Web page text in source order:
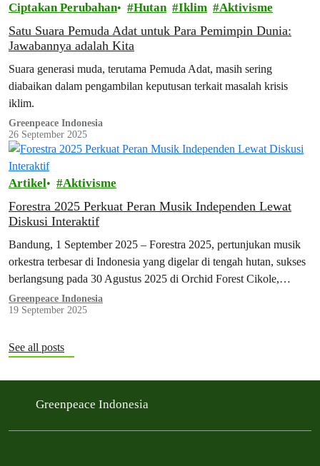
Ciptakan Perubahan Hutan Iklim Aktivisme
Satu Suara Pemuda Adat untuk Para Pemimpin Dunia:
Jawabannya adalah Kita
Suara generasi muda, terutama Pemuda Adat, masih sering
diabaikan dalam pengambilan keputusan terkait masalah krisis
iklim.
Greenpeace Indonesia
26 September 2025
Artikel Aktivisme
Forestra 2025 Perkuat Peran Musik Independen Lewat
Diskusi Interaktif
Bandung, 1 September 2025 – Forestra 2025, pertunjukan musik
orkestra terbesar di Indonesia yang digelar di tengah hutan, sukses
berlangsung pada 30 Agustus 2025 di Orchid Forest Cikole,
Lembang–Bandung, dengan kehadiran lebih dari 6.000 penonton.
Greenpeace Indonesia
19 September 2025
See all posts
Greenpeace Indonesia